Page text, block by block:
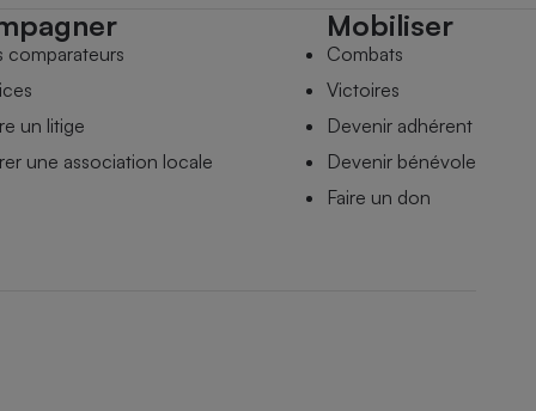
comparateurs
un litige
une association locale
Mobiliser
Combats
Victoires
Devenir adhérent
Devenir bénévole
Faire un don